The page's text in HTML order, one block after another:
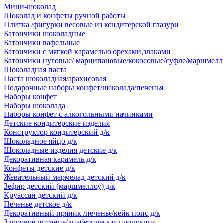
Мини-шоколад
Шоколад и конфеты ручной работы
Плитка /фигурки весовые из кондитерской глазури
Батончики шоколадные
Батончики вафельные
Батончики с мягкой карамелью орехами,злаками
Батончики нуговые/ марципановые/кокосовые/суфле/
Шоколадная паста
Паста шоколадная/арахисовая
Подарочные наборы конфет/шоколада/печенья
Наборы конфет
Наборы шоколада
Наборы конфет с алкогольными начинками
Детские кондитерские изделия
Конструктор кондитерский д/к
Шоколадное яйцо д/к
Шоколадные изделия детские д/к
Декоративная карамель д/к
Конфеты детские д/к
Жевательный мармелад детский д/к
Зефир детский (маршмеллоу) д/к
Круассан детский д/к
Печенье детское д/к
Декоративный пряник /печенье/кейк попс д/к